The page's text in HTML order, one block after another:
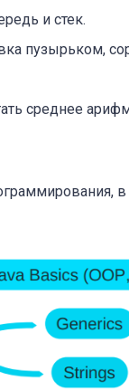
и стек.
пузырьком,
среднее